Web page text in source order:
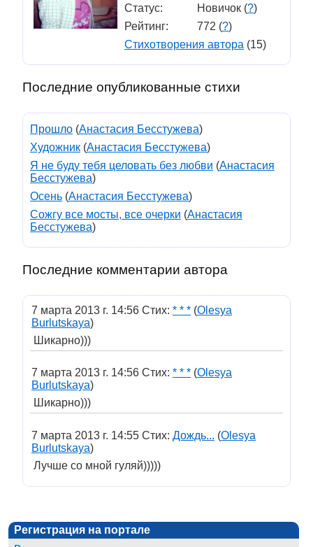
Статус:
Новичок (?)
Рейтинг:
772 (?)
Стихотворения автора (15)
Последние опубликованные стихи
Прошло (Анастасия Бесстужева)
Художник (Анастасия Бесстужева)
Я не буду тебя целовать без любви (Анастасия
Бесстужева)
Осень (Анастасия Бесстужева)
Сожгу все мосты, все очерки (Анастасия
Бесстужева)
Последние комментарии автора
7 марта 2013 г. 14:56 Стих: * * * (Olesya
Burlutskaya)
Шикарно)))
7 марта 2013 г. 14:56 Стих: * * * (Olesya
Burlutskaya)
Шикарно)))
7 марта 2013 г. 14:55 Стих: Дождь... (Olesya
Burlutskaya)
Лучше со мной гуляй)))))
Регистрация на портале